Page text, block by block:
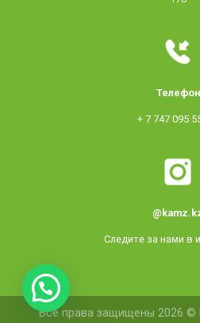
Телефон
+ 7 747 095
Следите за нами в
Все права защищены 2026 ©